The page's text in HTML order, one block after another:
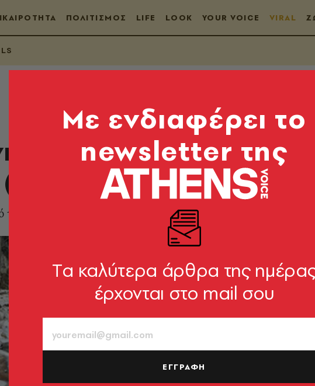
ΠΟΛΙΤΙΣΜΟΣ LIFE LOOK YOUR VOICE VIRAL
«Εποχής των
καταψυγμένη Γερμανία
Mε ενδιαφέρει το
newsletter της
Tα καλύτερα άρθρα της
έρχονται στο mail σου
ΕΓΓΡΑΦΗ